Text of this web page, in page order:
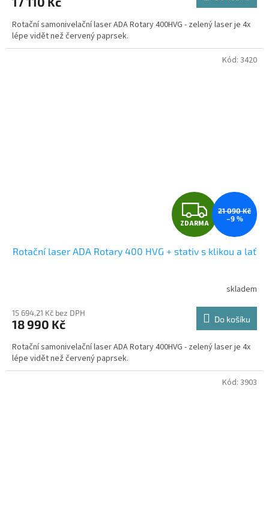
A
z
5
hvězdiček.
Rotační samonivelační laser ADA Rotary 400HVG - zelený laser je 4x
lépe vidět než červený paprsek.
Z
D
A
M
A
ZDARMA
21 090 Kč
–9 %
Rotační laser ADA Rotary 400 HVG + stativ s klikou a lať
produktu
je
z
5
hvězdiček.
skladem
15 694,21 Kč bez DPH
18 990 Kč Do košíku
Rotační samonivelační laser ADA Rotary 400HVG - zelený laser je 4x
lépe vidět než červený paprsek.
Kód: 3420
Kód: 3903